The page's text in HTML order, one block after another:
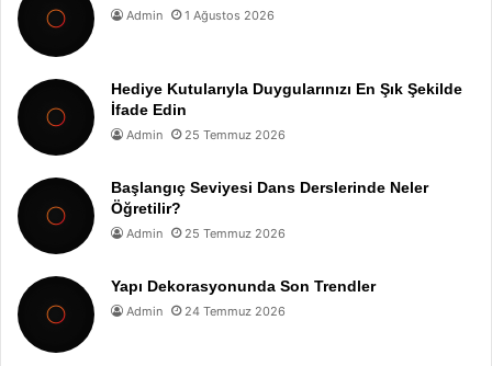
Admin 1 Ağustos 2026
Hediye Kutularıyla Duygularınızı En Şık Şekilde
İfade Edin
Admin 25 Temmuz 2026
Başlangıç Seviyesi Dans Derslerinde Neler
Öğretilir?
Admin 25 Temmuz 2026
Yapı Dekorasyonunda Son Trendler
Admin 24 Temmuz 2026